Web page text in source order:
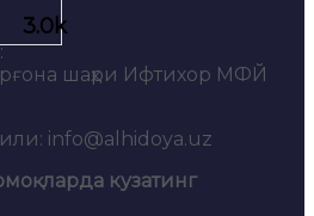
шаҳри Ифтихор МФЙ
info@alhidoya.uz
кузатинг